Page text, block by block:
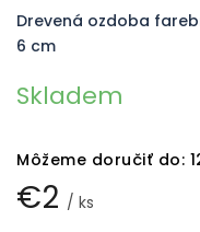
€2 / ks
Skladem
Môžeme doručiť do:
Drevená ozdoba
6 cm